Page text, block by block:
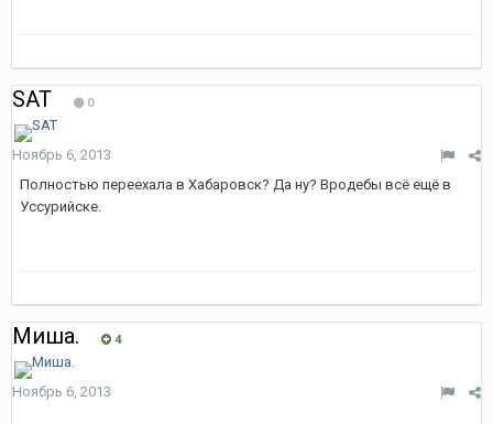
SAT 0
Ноябрь 6, 2013
Полностью переехала в Хабаровск? Да ну? Вродебы всё ещё в
Уссурийске.
Миша. 4
Ноябрь 6, 2013